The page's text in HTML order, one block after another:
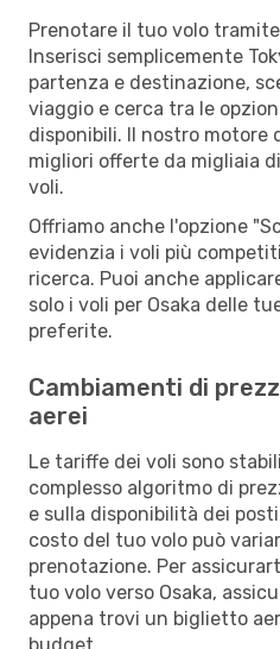
Prenotare il tuo volo
Inserisci semplicemente
partenza e destinazione,
viaggio e cerca tra le
disponibili. Il nostro motore
migliori offerte da migliaia
voli.
Offriamo anche l'opzione
evidenzia i voli più
ricerca. Puoi anche
solo i voli per Osaka delle
preferite.
Cambiamenti di
aerei
Le tariffe dei voli sono
complesso algoritmo di
e sulla disponibilità dei
costo del tuo volo può
prenotazione. Per
tuo volo verso Osaka,
appena trovi un biglietto